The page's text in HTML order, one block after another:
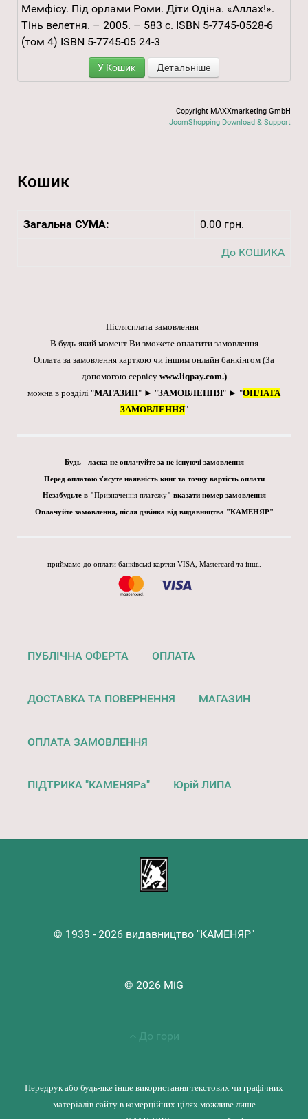
Мемфісу. Під орлами Роми. Діти Одіна. «Аллах!».
Тінь велетня. – 2005. – 583 с. ISBN 5-7745-0528-6
(том 4) ISBN 5-7745-05 24-3
У Кошик Детальніше
Copyright MAXXmarketing GmbH
JoomShopping Download & Support
Кошик
Загальна СУМА: 0.00 грн.
До КОШИКА
Післясплата замовлення
В будь-який момент Ви зможете оплатити замовлення
Оплата за замовлення карткою чи іншим онлайн банкінгом (За
допомогою сервісу www.liqpay.com.)
можна в розділі "МАГАЗИН" ► "ЗАМОВЛЕННЯ" ► "ОПЛАТА
ЗАМОВЛЕННЯ"
Будь - ласка не оплачуйте за не існуючі замовлення
Перед оплатою з'ясуте наявність книг та точну вартість оплати
Незабудьте в "Призначення платежу" вказати номер замовлення
Оплачуйте замовлення, після дзвінка від видавництва "КАМЕНЯР"
приймамо до оплати банківські картки VISA, Mastercard та інші.
ПУБЛІЧНА ОФЕРТА ОПЛАТА
ДОСТАВКА ТА ПОВЕРНЕННЯ МАГАЗИН
ОПЛАТА ЗАМОВЛЕННЯ
ПІДТРИКА "КАМЕНЯРа" Юрій ЛИПА
© 1939 - 2026 видавництво "КАМЕНЯР"
© 2026 MiG
До гори
Передрук або будь-яке інше використання текстових чи графічних
матеріалів сайту в комерційних цілях можливе лише